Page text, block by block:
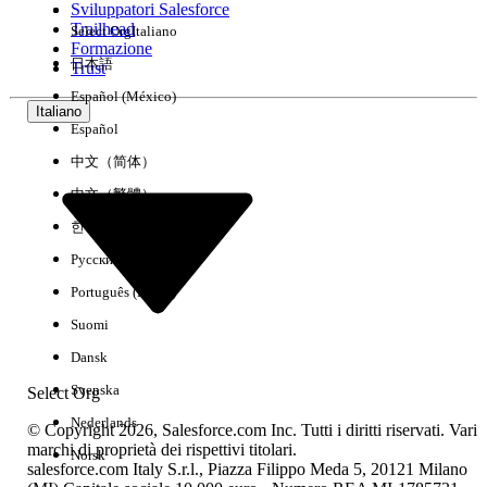
Esperienza
Nessun risultato
Sviluppatori Salesforce
Trailhead
Formazione
Trust
Italiano
Select Org
Select OrgItaliano
日本語
Español (México)
Español
中文（简体）
中文（繁體）
한국어
Русский
Português (Brasil)
Suomi
Dansk
Svenska
Nederlands
Norsk
© Copyright 2026, Salesforce.com Inc. Tutti i diritti riservati. Vari
marchi di proprietà dei rispettivi titolari.
salesforce.com Italy S.r.l., Piazza Filippo Meda 5, 20121 Milano